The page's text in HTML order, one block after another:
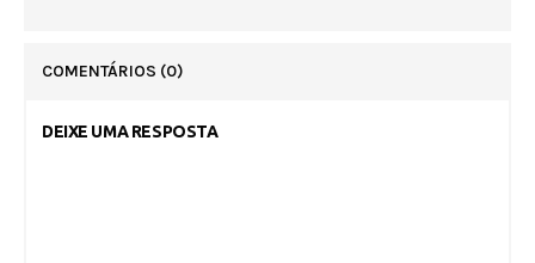
COMENTÁRIOS (0)
DEIXE UMA RESPOSTA